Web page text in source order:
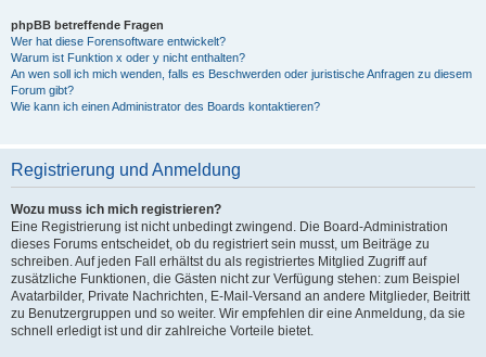
phpBB betreffende Fragen
Wer hat diese Forensoftware entwickelt?
Warum ist Funktion x oder y nicht enthalten?
An wen soll ich mich wenden, falls es Beschwerden oder juristische Anfragen zu diesem
Forum gibt?
Wie kann ich einen Administrator des Boards kontaktieren?
Registrierung und Anmeldung
Wozu muss ich mich registrieren?
Eine Registrierung ist nicht unbedingt zwingend. Die Board-Administration
dieses Forums entscheidet, ob du registriert sein musst, um Beiträge zu
schreiben. Auf jeden Fall erhältst du als registriertes Mitglied Zugriff auf
zusätzliche Funktionen, die Gästen nicht zur Verfügung stehen: zum Beispiel
Avatarbilder, Private Nachrichten, E-Mail-Versand an andere Mitglieder, Beitritt
zu Benutzergruppen und so weiter. Wir empfehlen dir eine Anmeldung, da sie
schnell erledigt ist und dir zahlreiche Vorteile bietet.